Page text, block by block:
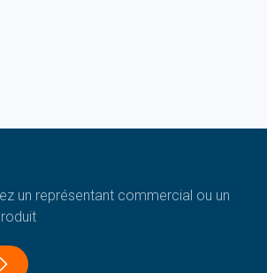
un représentant commercial ou un